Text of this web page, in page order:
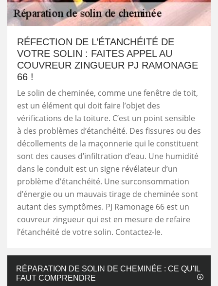
RÉFECTION DE L’ÉTANCHÉITÉ DE
VOTRE SOLIN : FAITES APPEL AU
COUVREUR ZINGUEUR PJ RAMONAGE
66 !
Le solin de cheminée, comme une fenêtre de toit,
est un élément qui doit faire l’objet des
vérifications de la toiture. C’est un point sensible
à des problèmes d’étanchéité. Des fissures ou des
décollements de la maçonnerie qui le constituent
sont des causes d’infiltration d’eau. Une humidité
dans le conduit est un signe révélateur d’un
problème d’étanchéité. Une surconsommation
d’énergie ou un mauvais tirage de cheminée sont
autant des symptômes. PJ Ramonage 66 est un
couvreur zingueur qui est en mesure de refaire
l’étanchéité de votre solin. Contactez-le.
RÉPARATION DE SOLIN DE CHEMINÉE : CE QU'IL
FAUT COMPRENDRE